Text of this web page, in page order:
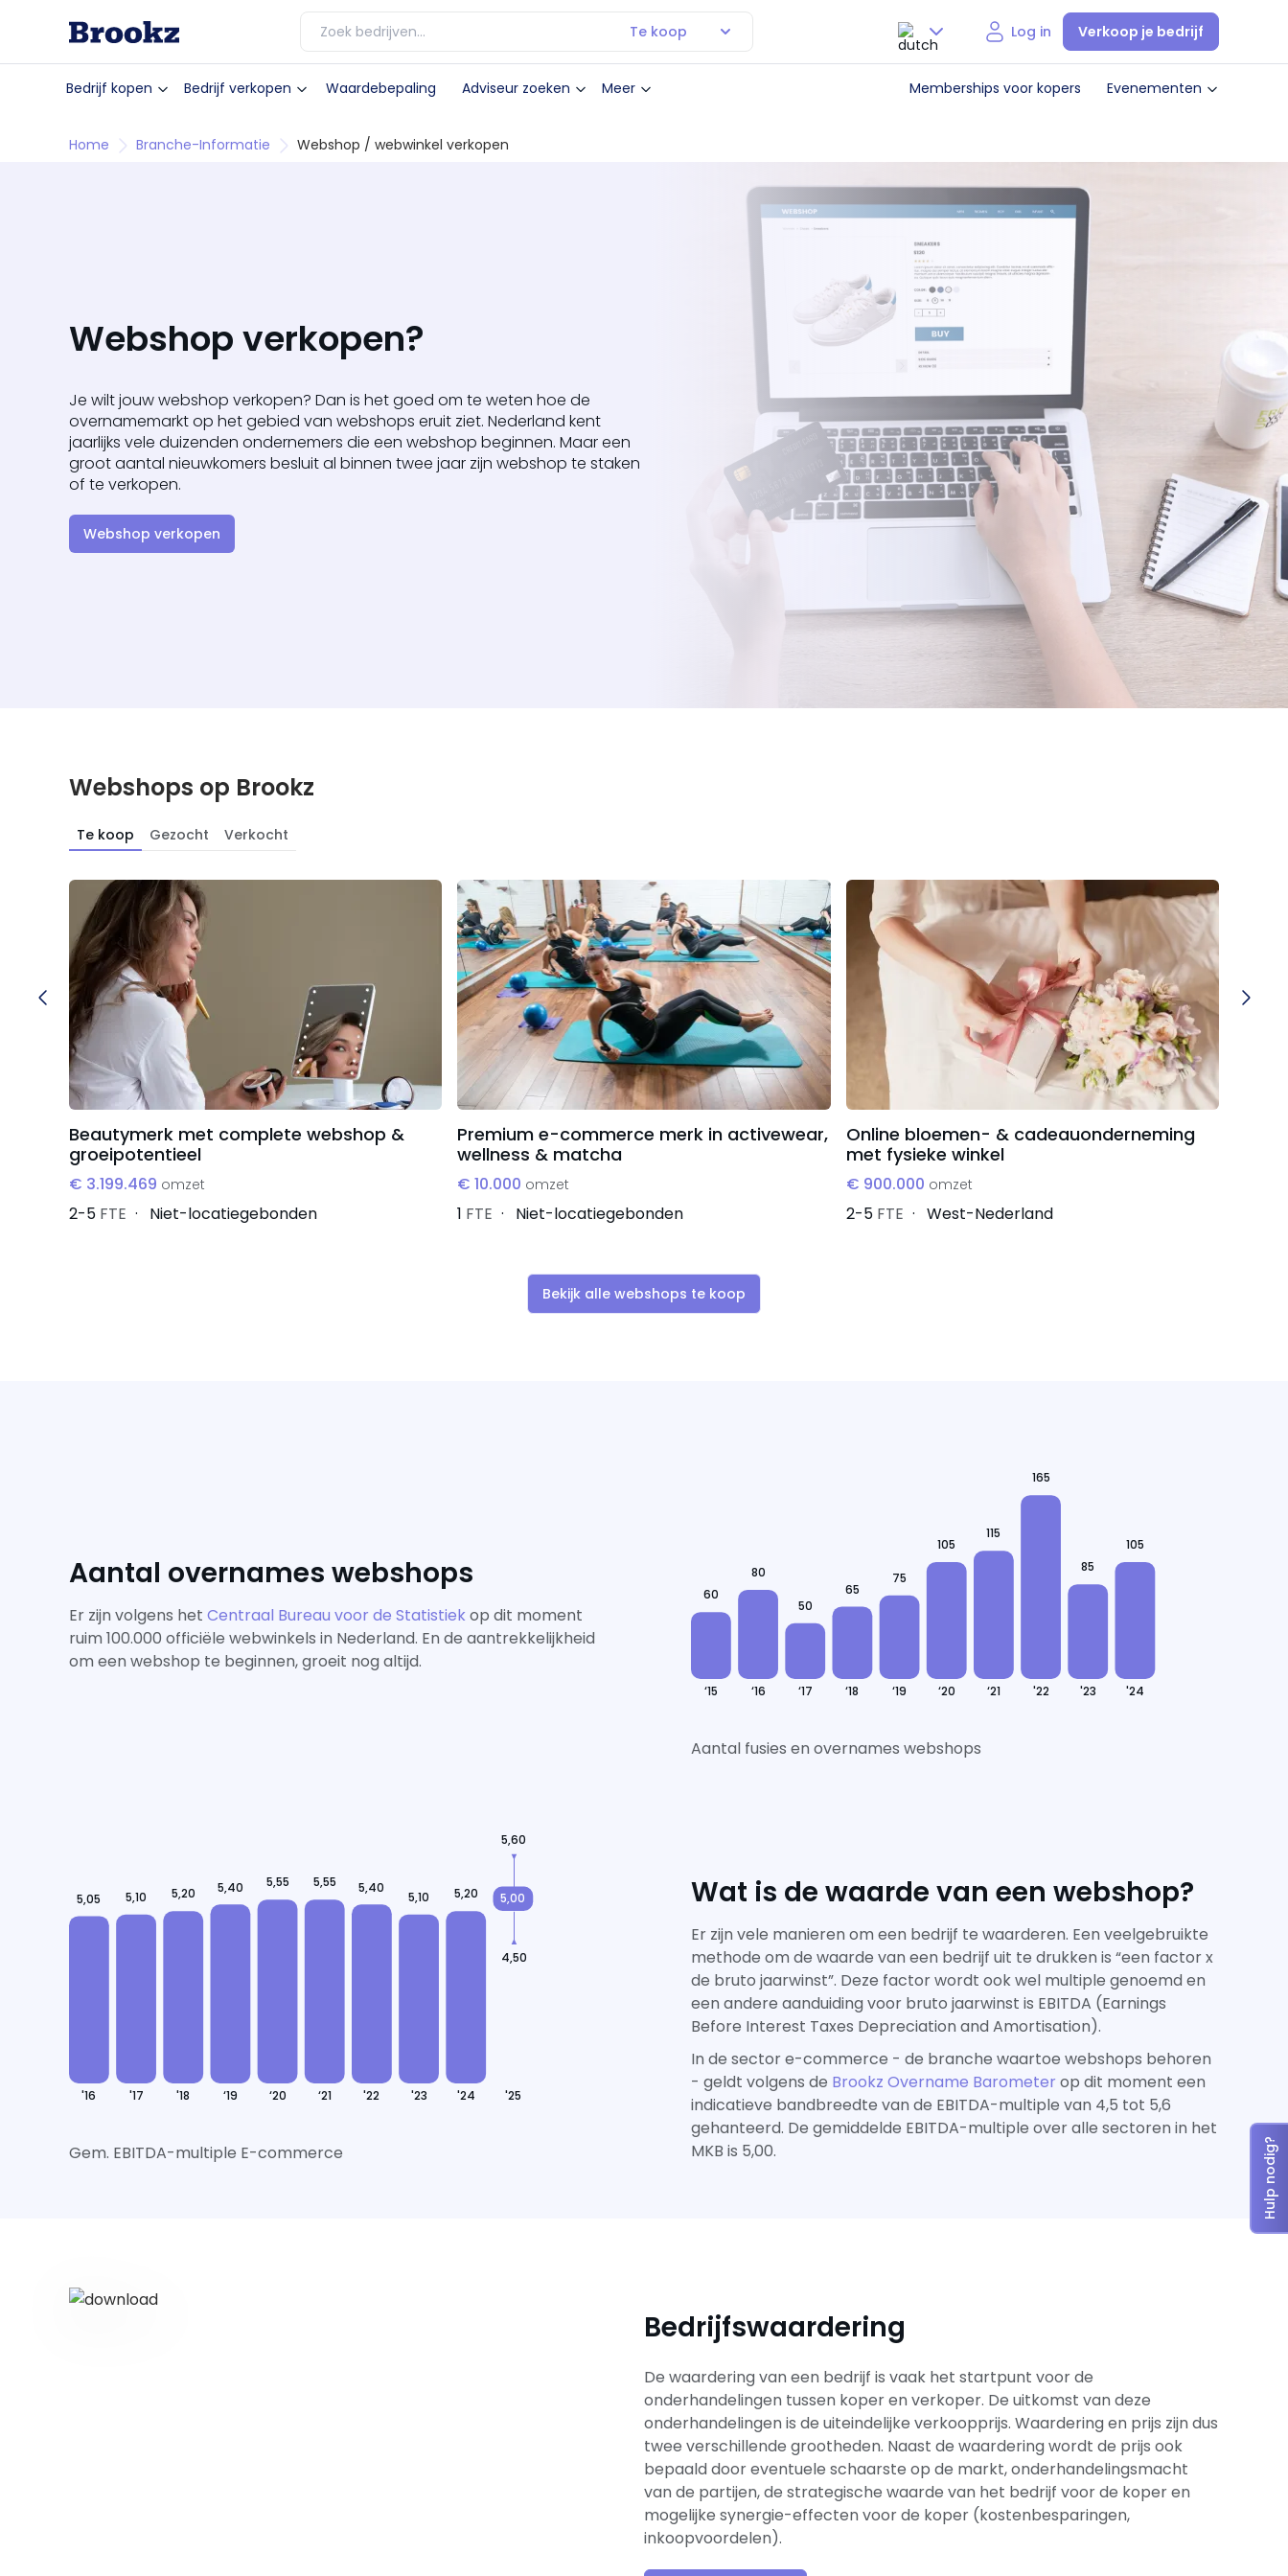
Te koop
Nederlands
Log in Verkoop je bedrijf
Bedrijf kopen Bedrijf verkopen Waardebepaling Adviseur zoeken Meer Memberships voor kopers Evenementen
Home Branche-Informatie Webshop / webwinkel verkopen
Webshop verkopen?
Je wilt jouw webshop verkopen? Dan is het goed om te weten hoe de
overnamemarkt op het gebied van webshops eruit ziet. Nederland kent
jaarlijks vele duizenden ondernemers die een webshop beginnen. Maar een
groot aantal nieuwkomers besluit al binnen twee jaar zijn webshop te staken
of te verkopen.
Webshop verkopen
Webshops op Brookz
Te koop Gezocht Verkocht
Beautymerk met complete webshop &
groeipotentieel
€ 3.199.469 omzet
2-5 FTE Niet-locatiegebonden
Premium e-commerce merk in activewear,
wellness & matcha
€ 10.000 omzet
1 FTE Niet-locatiegebonden
Online bloemen- & cadeauonderneming
met fysieke winkel
€ 900.000 omzet
2-5 FTE West-Nederland
Bekijk alle webshops te koop
Aantal overnames webshops
Er zijn volgens het Centraal Bureau voor de Statistiekop dit moment
ruim 100.000 officiële webwinkels in Nederland. En de aantrekkelijkheid
om een webshop te beginnen, groeit nog altijd.
‘15 ‘16 ‘17 ‘18 ‘19 ‘20 ‘21 '22 '23 '24
60
80
50
65
75
105
115
165
85
105
Aantal fusies en overnames webshops
'16 '17 '18 ‘19 ‘20 ‘21 '22 '23 '24 '25
5,05 5,10 5,20 5,40 5,55 5,55 5,40
5,10 5,20 5,00
5,60
4,50
Gem. EBITDA-multiple E-commerce
Wat is de waarde van een webshop?
Er zijn vele manieren om een bedrijf te waarderen. Een veelgebruikte
methode om de waarde van een bedrijf uit te drukken is “een factor x
de bruto jaarwinst”. Deze factor wordt ook wel multiple genoemd en
een andere aanduiding voor bruto jaarwinst is EBITDA (Earnings
Before Interest Taxes Depreciation and Amortisation).
In de sector e-commerce - de branche waartoe webshops behoren
- geldt volgens de Brookz Overname Barometer op dit moment een
indicatieve bandbreedte van de EBITDA-multiple van 4,5 tot 5,6
gehanteerd. De gemiddelde EBITDA-multiple over alle sectoren in het
MKB is 5,00.
Bedrijfswaardering
De waardering van een bedrijf is vaak het startpunt voor de
onderhandelingen tussen koper en verkoper. De uitkomst van deze
onderhandelingen is de uiteindelijke verkoopprijs. Waardering en prijs zijn dus
twee verschillende grootheden. Naast de waardering wordt de prijs ook
bepaald door eventuele schaarste op de markt, onderhandelingsmacht
van de partijen, de strategische waarde van het bedrijf voor de koper en
mogelijke synergie-effecten voor de koper (kostenbesparingen,
inkoopvoordelen).
Hulp nodig?